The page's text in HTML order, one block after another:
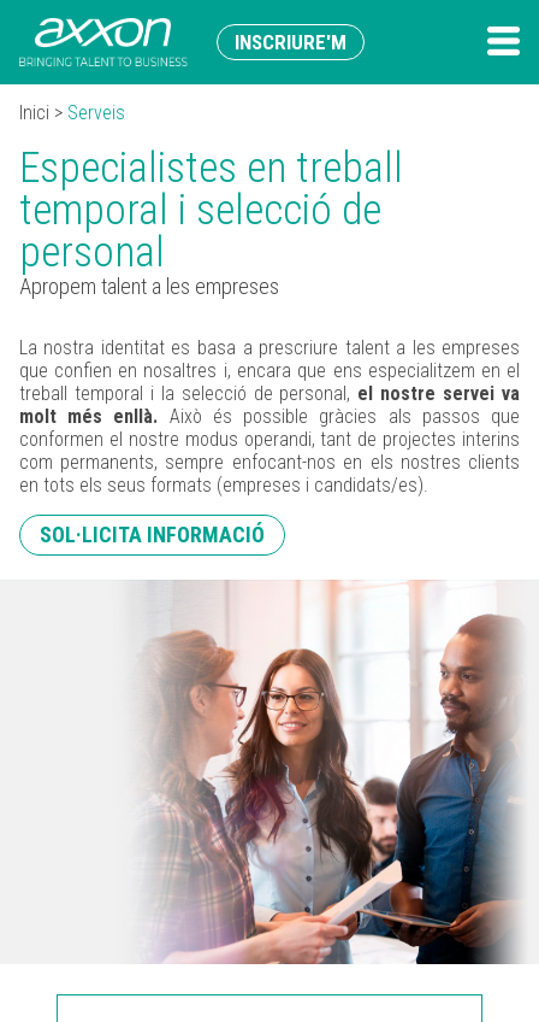
INSCRIURE'M
Inici > Serveis
Especialistes en treball
temporal i selecció de
personal
Apropem talent a les empreses
La nostra identitat es basa a prescriure talent a les empreses
que confien en nosaltres i, encara que ens especialitzem en el
treball temporal i la selecció de personal, el nostre servei va
molt més enllà. Això és possible gràcies als passos que
conformen el nostre modus operandi, tant de projectes interins
com permanents, sempre enfocant-nos en els nostres clients
en tots els seus formats (empreses i candidats/es).
SOL·LICITA INFORMACIÓ